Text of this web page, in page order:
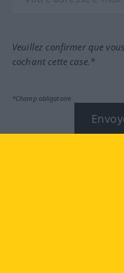
Veuillez confirmer que
cochant cette case.*
*Champ obligatoire